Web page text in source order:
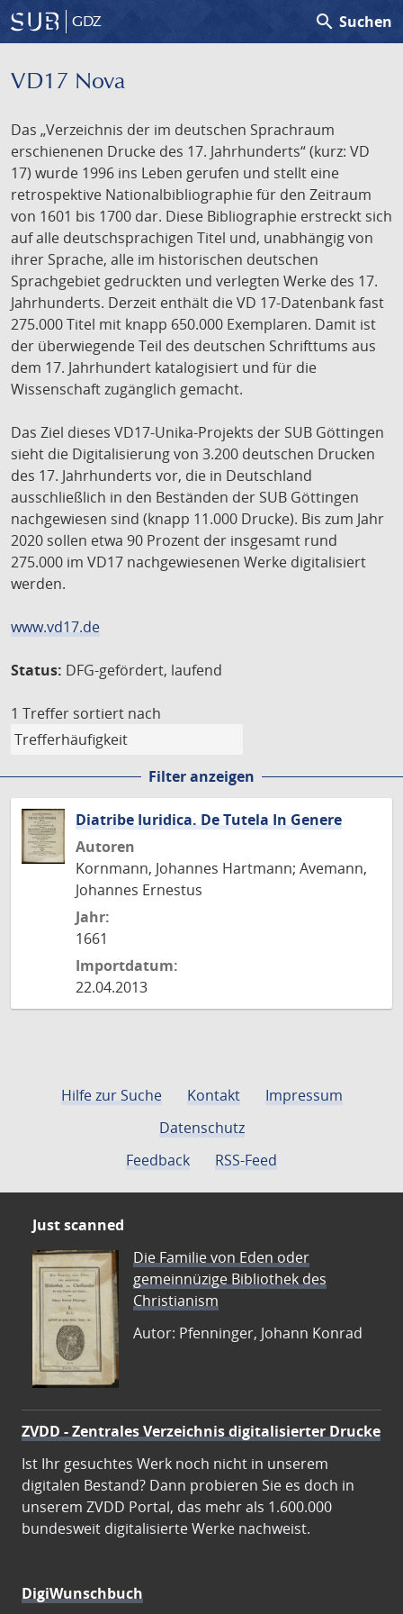
GDZ search Suchen
VD17 Nova
Das „Verzeichnis der im deutschen Sprachraum
erschienenen Drucke des 17. Jahrhunderts“ (kurz: VD
17) wurde 1996 ins Leben gerufen und stellt eine
retrospektive Nationalbibliographie für den Zeitraum
von 1601 bis 1700 dar. Diese Bibliographie erstreckt sich
auf alle deutschsprachigen Titel und, unabhängig von
ihrer Sprache, alle im historischen deutschen
Sprachgebiet gedruckten und verlegten Werke des 17.
Jahrhunderts. Derzeit enthält die VD 17-Datenbank fast
275.000 Titel mit knapp 650.000 Exemplaren. Damit ist
der überwiegende Teil des deutschen Schrifttums aus
dem 17. Jahrhundert katalogisiert und für die
Wissenschaft zugänglich gemacht.
Das Ziel dieses VD17-Unika-Projekts der SUB Göttingen
sieht die Digitalisierung von 3.200 deutschen Drucken
des 17. Jahrhunderts vor, die in Deutschland
ausschließlich in den Beständen der SUB Göttingen
nachgewiesen sind (knapp 11.000 Drucke). Bis zum Jahr
2020 sollen etwa 90 Prozent der insgesamt rund
275.000 im VD17 nachgewiesenen Werke digitalisiert
werden.
www.vd17.de
Status: DFG-gefördert, laufend
1 Treffer sortiert nach
Filter anzeigen
Diatribe Iuridica. De Tutela In Genere
Autoren
Kornmann, Johannes Hartmann; Avemann,
Johannes Ernestus
Jahr:
1661
Importdatum:
22.04.2013
Hilfe zur Suche Kontakt
Impressum
Datenschutz
Feedback
RSS-Feed
Just scanned
Die Familie von Eden oder
gemeinnüzige Bibliothek des
Christianism
Autor: Pfenninger, Johann Konrad
ZVDD - Zentrales Verzeichnis digitalisierter Drucke
Ist Ihr gesuchtes Werk noch nicht in unserem
digitalen Bestand? Dann probieren Sie es doch in
unserem ZVDD Portal, das mehr als 1.600.000
bundesweit digitalisierte Werke nachweist.
DigiWunschbuch